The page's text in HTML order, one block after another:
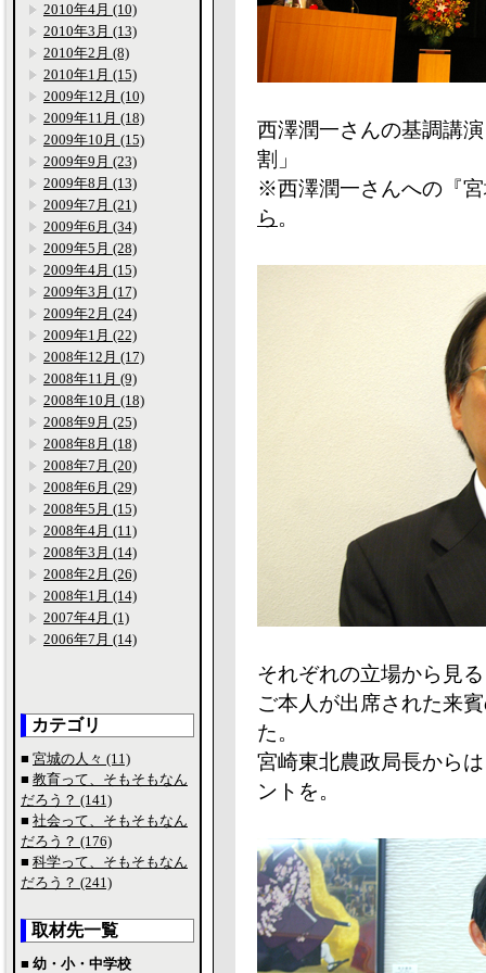
西澤潤一さんの基調講
割」
※西澤潤一さんへの『
ら 。
それぞれの立場から見
ご本人が出席された来
た。
宮崎東北農政局長から
ントを。
2010年4月 (10)
2010年3月 (13)
2010年2月 (8)
2010年1月 (15)
2009年12月 (10)
2009年11月 (18)
2009年10月 (15)
2009年9月 (23)
2009年8月 (13)
2009年7月 (21)
2009年6月 (34)
2009年5月 (28)
2009年4月 (15)
2009年3月 (17)
2009年2月 (24)
2009年1月 (22)
2008年12月 (17)
2008年11月 (9)
2008年10月 (18)
2008年9月 (25)
2008年8月 (18)
2008年7月 (20)
2008年6月 (29)
2008年5月 (15)
2008年4月 (11)
2008年3月 (14)
2008年2月 (26)
2008年1月 (14)
2007年4月 (1)
2006年7月 (14)
カテゴリ
■ 宮城の人々 (11)
■ 教育って、そもそもなん
だろう？ (141)
■ 社会って、そもそもなん
だろう？ (176)
■ 科学って、そもそもなん
だろう？ (241)
取材先一覧
■ 幼・小・中学校